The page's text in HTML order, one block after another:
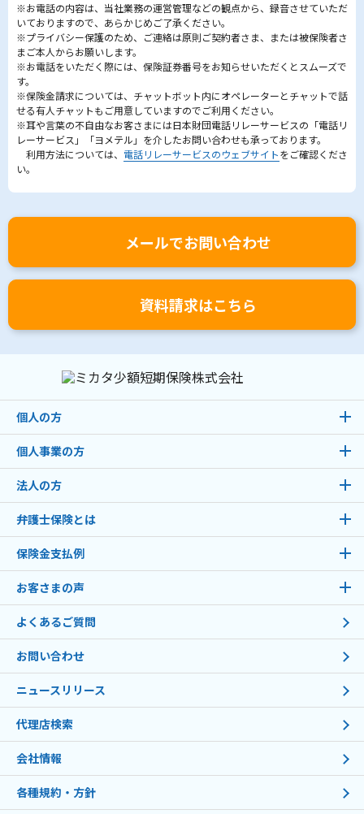
※お電話の内容は、当社業務の運営管理などの観点から、録音させていただ
いておりますので、あらかじめご了承ください。
※プライバシー保護のため、ご連絡は原則ご契約者さま、または被保険者さ
まご本人からお願いします。
※お電話をいただく際には、保険証券番号をお知らせいただくとスムーズで
す。
※保険金請求については、チャットボット内にオペレーターとチャットで話
せる有人チャットもご用意していますのでご利用ください。
※耳や言葉の不自由なお客さまには日本財団電話リレーサービスの「電話リ
レーサービス」「ヨメテル」を介したお問い合わせも承っております。
利用方法については、 電話リレーサービスのウェブサイトをご確認くださ
い。
メールでお問い合わせ
資料請求はこちら
個人の方
個人事業の方
法人の方
弁護士保険とは
保険金支払例
お客さまの声
よくあるご質問
お問い合わせ
ニュースリリース
代理店検索
会社情報
各種規約・方針